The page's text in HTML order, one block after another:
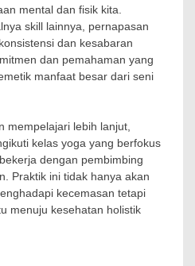
mental dan fisik kita.
skill lainnya, pernapasan
dan kesabaran
dan pemahaman yang
manfaat besar dari seni
mempelajari lebih lanjut,
kelas yoga yang berfokus
dengan pembimbing
Praktik ini tidak hanya akan
kecemasan tetapi
menuju kesehatan holistik